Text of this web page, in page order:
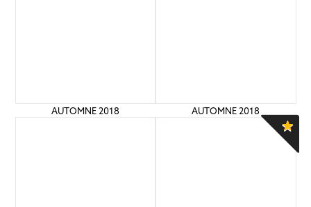
AUTOMNE 2018 AUTOMNE 2018